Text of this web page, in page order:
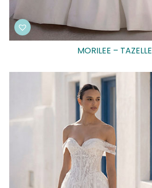
MORILEE – TAZELLE